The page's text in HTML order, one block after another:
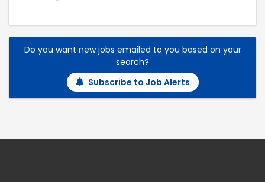
Do you want new jobs emailed to you based on your
search?
Subscribe to Job Alerts